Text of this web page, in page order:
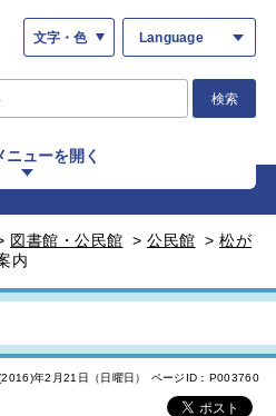
文字・色 Language
検索
ニューを開く
図書館・公民館 > 公民館 > 松が
内
年2月21日（日曜日） ページID：P003760